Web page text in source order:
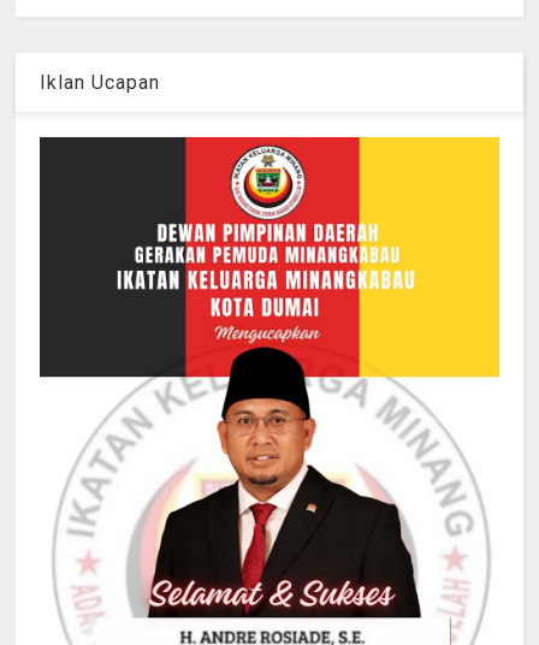
Iklan Ucapan